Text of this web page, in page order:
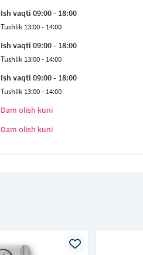
Ish vaqti 09:00 - 18:00
Tushlik 13:00 - 14:00
Ish vaqti 09:00 - 18:00
Tushlik 13:00 - 14:00
Ish vaqti 09:00 - 18:00
Tushlik 13:00 - 14:00
Dam olish kuni
Dam olish kuni